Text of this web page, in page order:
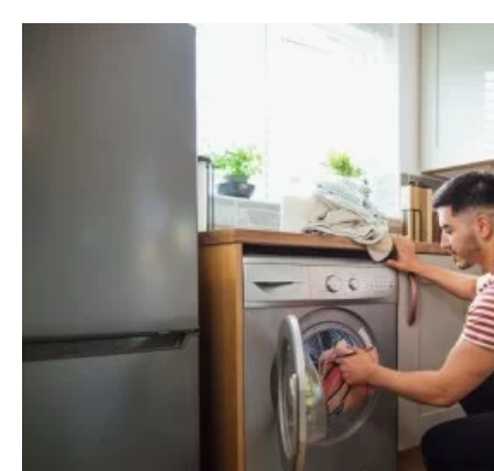
Selecione sua área de atuação
*Ao assinar nossa newsletter, você concorda em receber
nossas comunicações e está de acordo com as nossas
Políticas de Privacidade
Assinar newsletter